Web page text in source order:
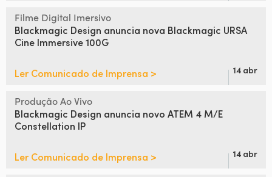
Turkey
UAE
Ukraine
United States
Filme Digital Imersivo
Blackmagic Design anuncia nova Blackmagic URSA
Cine Immersive 100G
Ler Comunicado de Imprensa > 14 abr
Produção Ao Vivo
Blackmagic Design anuncia novo ATEM 4 M/E
Constellation IP
Ler Comunicado de Imprensa > 14 abr